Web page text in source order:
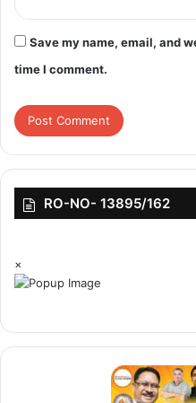
Save my name, email, and
time I comment.
RO-NO- 13895/162
×